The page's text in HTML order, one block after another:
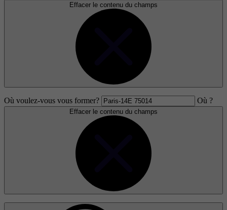
Effacer le contenu du champs
Où voulez-vous vous former? Où ?
Effacer le contenu du champs